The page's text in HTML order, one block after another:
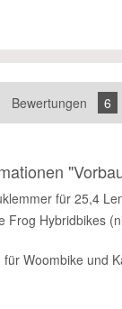
Bewertungen 6
für 25,4
Frog Hybridbikes
für Woombike und